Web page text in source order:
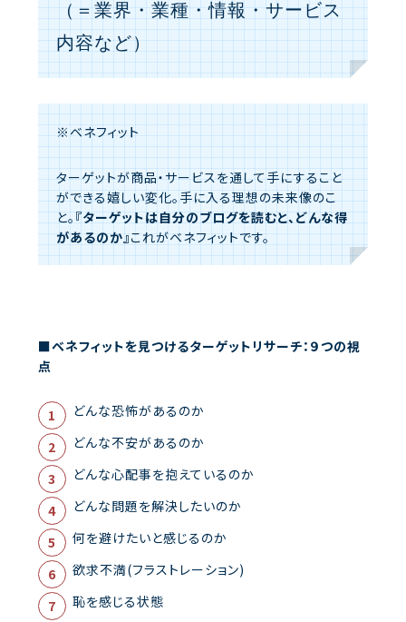
（＝業界・業種・情報・サービス
内容など）
※ベネフィット
ターゲットが商品・サービスを通して手にすること
ができる嬉しい変化。手に入る理想の未来像のこ
と。『ターゲットは自分のブログを読むと、どんな得
があるのか』これがベネフィットです。
■ベネフィットを見つけるターゲットリサーチ：９つの視
点
どんな恐怖があるのか
どんな不安があるのか
どんな心配事を抱えているのか
どんな問題を解決したいのか
何を避けたいと感じるのか
欲求不満(フラストレーション)
恥を感じる状態